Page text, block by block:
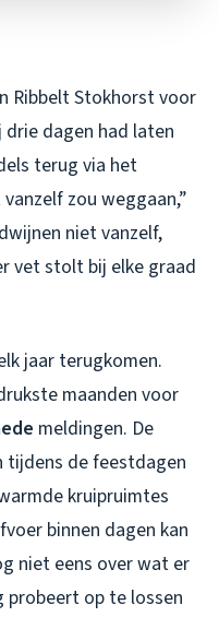
Ribbelt Stokhorst voor
dagen had laten
terug via het
zou weggaan,”
niet vanzelf,
vet stolt bij elke graad
jaar terugkomen.
maanden voor
meldingen. De
tijdens de feestdagen
kruipruimtes
binnen dagen kan
niet eens over wat er
probeert op te lossen